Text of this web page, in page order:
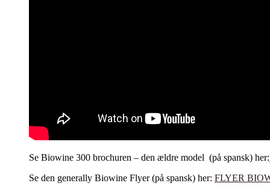
Se Biowine 300 brochuren – den ældre model (på spansk) her:
Se den generally Biowine Flyer (på spansk) her: FLYER